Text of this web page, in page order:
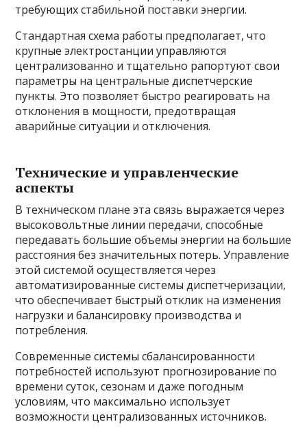
требующих стабильной поставки энергии.
Стандартная схема работы предполагает, что
крупные электростанции управляются
централизованно и тщательно рапортуют свои
параметры на центральные диспетчерские
пункты. Это позволяет быстро реагировать на
отклонения в мощности, предотвращая
аварийные ситуации и отключения.
Технические и управленческие
аспекты
В техническом плане эта связь выражается через
высоковольтные линии передачи, способные
передавать большие объемы энергии на большие
расстояния без значительных потерь. Управление
этой системой осуществляется через
автоматизированные системы диспетчеризации,
что обеспечивает быстрый отклик на изменения
нагрузки и балансировку производства и
потребления.
Современные системы сбалансированности
потребностей используют прогнозирование по
времени суток, сезонам и даже погодным
условиям, что максимально использует
возможности централизованных источников.